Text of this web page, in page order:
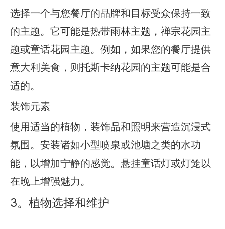
选择一个与您餐厅的品牌和目标受众保持一致
的主题。它可能是热带雨林主题，禅宗花园主
题或童话花园主题。例如，如果您的餐厅提供
意大利美食，则托斯卡纳花园的主题可能是合
适的。
装饰元素
使用适当的植物，装饰品和照明来营造沉浸式
氛围。安装诸如小型喷泉或池塘之类的水功
能，以增加宁静的感觉。悬挂童话灯或灯笼以
在晚上增强魅力。
3。植物选择和维护